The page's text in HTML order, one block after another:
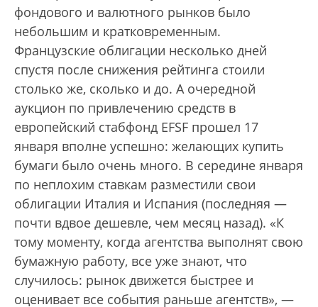
фондового и валютного рынков было
небольшим и кратковременным.
Французские облигации несколько дней
спустя после снижения рейтинга стоили
столько же, сколько и до. А очередной
аукцион по привлечению средств в
европейский стабфонд EFSF прошел 17
января вполне успешно: желающих купить
бумаги было очень много. В середине января
по неплохим ставкам разместили свои
облигации Италия и Испания (последняя —
почти вдвое дешевле, чем месяц назад). «К
тому моменту, когда агентства выполнят свою
бумажную работу, все уже знают, что
случилось: рынок движется быстрее и
оценивает все события раньше агентств», —